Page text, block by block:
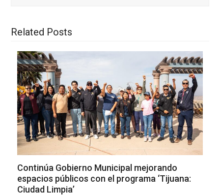
Related Posts
Continúa Gobierno Municipal mejorando
espacios públicos con el programa ‘Tijuana:
Ciudad Limpia’